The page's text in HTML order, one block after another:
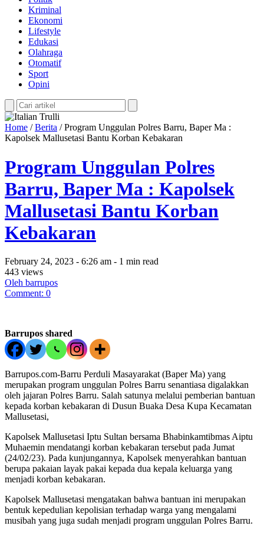
Kriminal
Ekonomi
Lifestyle
Edukasi
Olahraga
Otomatif
Sport
Opini
Home /Berita /Program Unggulan Polres Barru, Baper Ma :
Kapolsek Mallusetasi Bantu Korban Kebakaran
Program Unggulan Polres
Barru, Baper Ma : Kapolsek
Mallusetasi Bantu Korban
Kebakaran
February 24, 2023 - 6:26 am - 1 min read
443 views
Oleh barrupos
Comment: 0
Barrupos shared
Barrupos.com-Barru Perduli Masayarakat (Baper Ma) yang
merupakan program unggulan Polres Barru senantiasa digalakkan
oleh jajaran Polres Barru. Salah satunya melalui pemberian bantuan
kepada korban kebakaran di Dusun Buaka Desa Kupa Kecamatan
Mallusetasi,
Kapolsek Mallusetasi Iptu Sultan bersama Bhabinkamtibmas Aiptu
Muhaemin mendatangi korban kebakaran tersebut pada Jumat
(24/02/23). Pada kunjungannya, Kapolsek menyerahkan bantuan
berupa pakaian layak pakai kepada dua kepala keluarga yang
menjadi korban kebakaran.
Kapolsek Mallusetasi mengatakan bahwa bantuan ini merupakan
bentuk kepedulian kepolisian terhadap warga yang mengalami
musibah yang juga sudah menjadi program unggulan Polres Barru.